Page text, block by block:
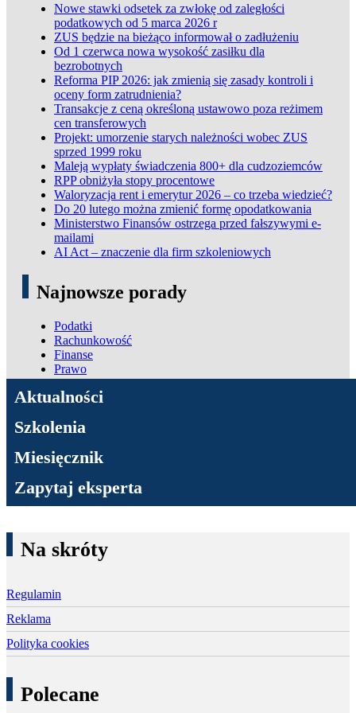
Nowe stawki odsetek za zwłokę od zaległości
podatkowych od 5 marca 2026 r
ZUS będzie na bieżąco informował o zadłużeniu
Od 1 czerwca nowa wysokość zasiłku dla
bezrobotnych
Reforma PIP 2026: jak zmienią się zasady kontroli i
oceny form zatrudnienia?
Transakcje z ceną określoną ustawowo poza reżimem
cen transferowych
Projekt: umorzenie starych należności wobec ZUS
sprzed 1999 roku
Maleją wypłaty świadczenia 800+ dla cudzoziemców
RPP obniżyła stopy procentowe
Waloryzacja rent i emerytur 2026 – co trzeba wiedzieć?
Do 20 lutego można zmienić formę opodatkowania
Ministerstwo Finansów ostrzega przed fałszywymi e-
mailami
AI Act – znaczenie dla firm szkoleniowych
Najnowsze porady
Podatki
Rachunkowość
Finanse
Prawo
ADN Podatki
Aktualności
Szkolenia
Miesięcznik
Zapytaj eksperta
Na skróty
Regulamin
Reklama
Polityka cookies
Polecane